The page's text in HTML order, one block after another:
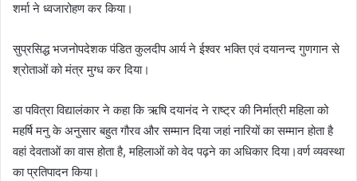
शर्मा ने ध्वजारोहण कर किया।
सुप्रसिद्ध भजनोपदेशक पंडित कुलदीप आर्य ने ईश्वर भक्ति एवं दयानन्द गुणगान से
श्रोताओं को मंत्र मुग्ध कर दिया।
डा पवित्रा विद्यालंकार ने कहा कि ऋषि दयानंद ने राष्ट्र की निर्मात्री महिला को
महर्षि मनु के अनुसार बहुत गौरव और सम्मान दिया जहां नारियों का सम्मान होता है
वहां देवताओं का वास होता है, महिलाओं को वेद पढ़ने का अधिकार दिया।वर्ण व्यवस्था
का प्रतिपादन किया।